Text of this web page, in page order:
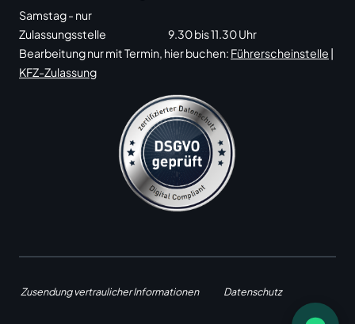
Samstag - nur
Zulassungsstelle
9.30 bis 11.30 Uhr
Bearbeitung nur mit Termin, hier buchen: Führerscheinstelle |
KFZ-Zulassung
Zusendung vertraulicher Informationen Datenschutz